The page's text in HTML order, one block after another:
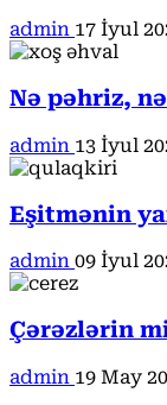
admin 17 İyul
Nə pəhriz,
admin 13 İyul
Eşitmənin
admin 09 İyul
Çərəzlərin
admin 19 May